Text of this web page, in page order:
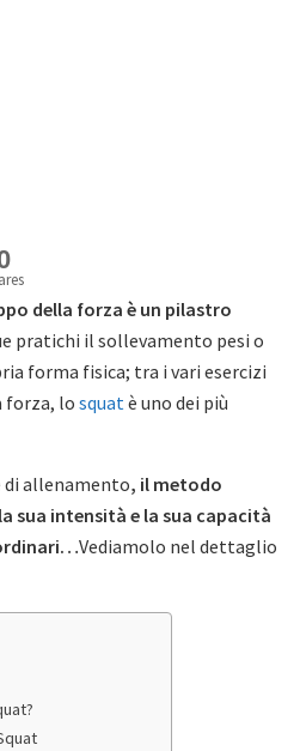
della forza è un pilastro
pratichi il sollevamento pesi o
forma fisica; tra i vari esercizi
forza, lo squat è uno dei più
di allenamento, il metodo
sua intensità e la sua capacità
Vediamolo nel dettaglio